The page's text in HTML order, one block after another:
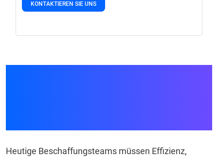
KONTAKTIEREN SIE UNS
Heutige Beschaffungsteams müssen Effizienz,